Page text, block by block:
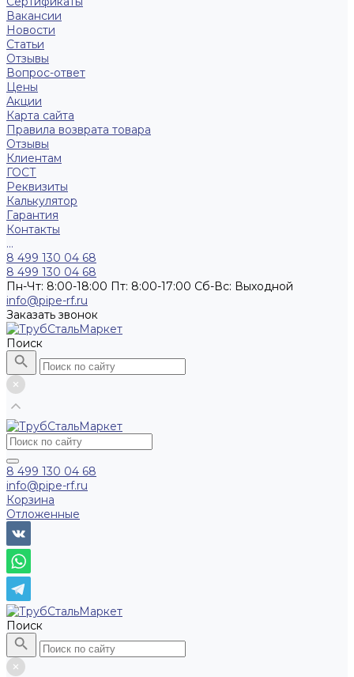
Вакансии
Новости
Статьи
Отзывы
Вопрос-ответ
Цены
Акции
Карта сайта
Правила возврата товара
Отзывы
Клиентам
ГОСТ
Реквизиты
Калькулятор
Гарантия
Контакты
...
8 499 130 04 68
8 499 130 04 68
Пн-Чт: 8:00-18:00 Пт: 8:00-17:00 Сб-Вс: Выходной
info@pipe-rf.ru
Заказать звонок
Поиск
8 499 130 04 68
info@pipe-rf.ru
Корзина
Отложенные
Поиск